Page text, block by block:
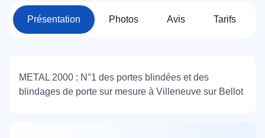
Présentation Photos Avis Tarifs
METAL 2000 : N°1 des portes blindées et des
blindages de porte sur mesure à Villeneuve sur Bellot